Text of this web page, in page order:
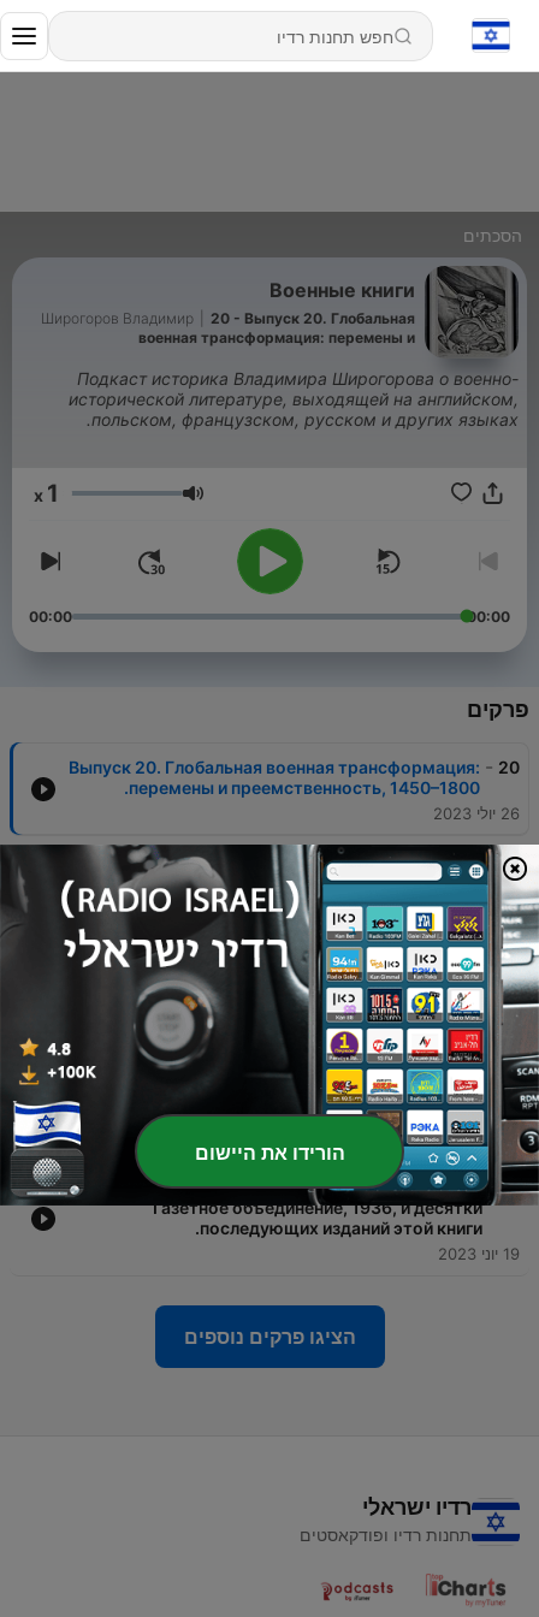
הסכתים
Военные книги
Широгоров Владимир
20 - Выпуск 20. Глобальная
военная трансформация: перемены и
Подкаст историка Владимира Широгорова о военно-
исторической литературе, выходящей на английском,
польском, французском, русском и других языках.
עוצמת שמע 1
00:00
00:00
פרקים
20
-
Выпуск 20. Глобальная военная трансформация:
перемены и преемственность, 1450–1800.
26 יולי 2023
19
-
Выпуск 19. Широгоров В.В. Украинская война.
Вооруженная борьба за Восточную Европу в
XVI-XVII вв., серия. Кн. I: Схватка за Русь (До
середины XVI в.) М.: Молодая Гвардия, 2017
23 יולי 2023
18
О частных военных компаниях
30 יוני 2023
17
-
Османская империя и страны Центральной,
Восточной и Юго-Восточной Европы в XV – XVI
вв.
23 יוני 2023
16
-
Тарле Е.В. Наполеон. Москва: Журнально-
Газетное объединение, 1936, и десятки
последующих изданий этой книги.
19 יוני 2023
הציגו פרקים נוספים
רדיו ישראלי
תחנות רדיו ופודקאסטים
הורידו את היישום